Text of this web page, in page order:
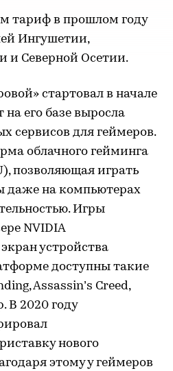
тариф в прошлом году
Ингушетии,
и Северной Осетии.
стартовал в начале
на его базе выросла
сервисов для геймеров.
облачного гейминга
позволяющая играть
даже на компьютерах
Игры
NVIDIA
устройства
доступны такие
Assassin’s Creed,
В 2020 году
нового
этому у геймеров